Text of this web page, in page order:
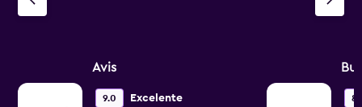
Avis
9.0 Excelente